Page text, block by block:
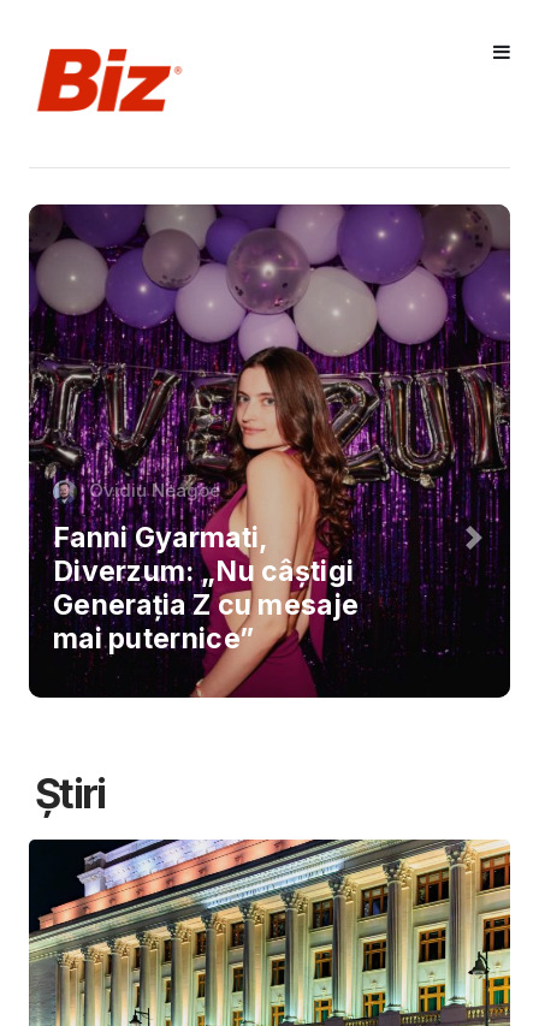
Ovidiu Neagoe
Fanni Gyarmati,
Diverzum: „Nu câștigi
Generația Z cu mesaje
mai puternice”
Știri